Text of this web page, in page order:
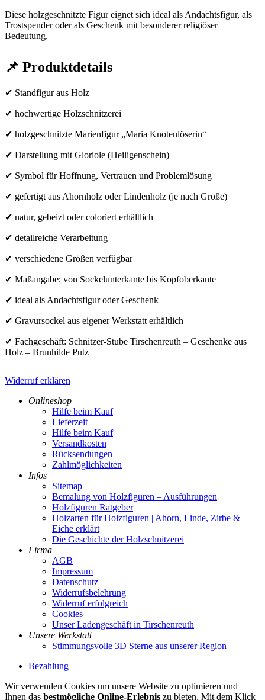
Diese holzgeschnitzte Figur eignet sich ideal als Andachtsfigur, als
Trostspender oder als Geschenk mit besonderer religiöser
Bedeutung.
📌 Produktdetails
✔ Standfigur aus Holz
✔ hochwertige Holzschnitzerei
✔ holzgeschnitzte Marienfigur „Maria Knotenlöserin“
✔ Darstellung mit Gloriole (Heiligenschein)
✔ Symbol für Hoffnung, Vertrauen und Problemlösung
✔ gefertigt aus Ahornholz oder Lindenholz (je nach Größe)
✔ natur, gebeizt oder coloriert erhältlich
✔ detailreiche Verarbeitung
✔ verschiedene Größen verfügbar
✔ Maßangabe: von Sockelunterkante bis Kopfoberkante
✔ ideal als Andachtsfigur oder Geschenk
✔ Gravursockel aus eigener Werkstatt erhältlich
✔ Fachgeschäft: Schnitzer-Stube Tirschenreuth – Geschenke aus
Holz – Brunhilde Putz
Widerruf erklären
Onlineshop
Hilfe beim Kauf
Lieferzeit
Hilfe beim Kauf
Versandkosten
Rücksendungen
Zahlmöglichkeiten
Infos
Sitemap
Bemalung von Holzfiguren – Ausführungen
Holzfiguren Ratgeber
Holzarten für Holzfiguren | Ahorn, Linde, Zirbe &
Eiche erklärt
Die Geschichte der Holzschnitzerei
Firma
AGB
Impressum
Datenschutz
Widerrufsbelehrung
Widerruf erfolgreich
Cookies
Unser Ladengeschäft in Tirschenreuth
Unsere Werkstatt
Stimmungsvolle 3D Sterne aus unserer Region
Bezahlung
Wir verwenden Cookies um unsere Website zu optimieren und
Ihnen das bestmögliche Online-Erlebnis zu bieten. Mit dem Klick